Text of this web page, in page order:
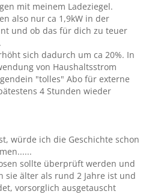
mit meinem Ladeziegel.
also nur ca 1,9kW in der
und ob das für dich zu teuer
sich dadurch um ca 20%. In
von Haushaltsstrom
"tolles" Abo für externe
4 Stunden wieder
würde ich die Geschichte schon
sollte überprüft werden und
sie älter als rund 2 Jahre ist und
vorsorglich ausgetauscht